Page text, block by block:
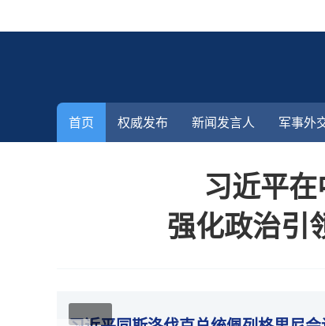
首页 权威发布 新闻发言人 军事外
习近平
强化政治引